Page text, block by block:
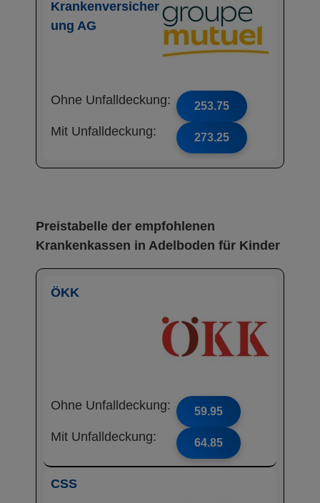
Krankenversicher
ung AG
Ohne Unfalldeckung: 253.75
Mit Unfalldeckung: 273.25
Preistabelle der empfohlenen
Krankenkassen in Adelboden für Kinder
ÖKK
Ohne Unfalldeckung: 59.95
Mit Unfalldeckung: 64.85
CSS